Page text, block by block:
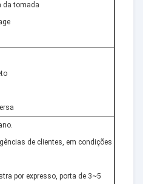
da tomada
de clientes, em condições
por expresso, porta de 3~5